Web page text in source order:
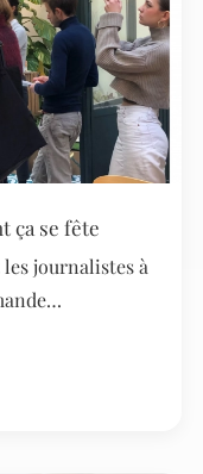
ça se fête
journalistes à